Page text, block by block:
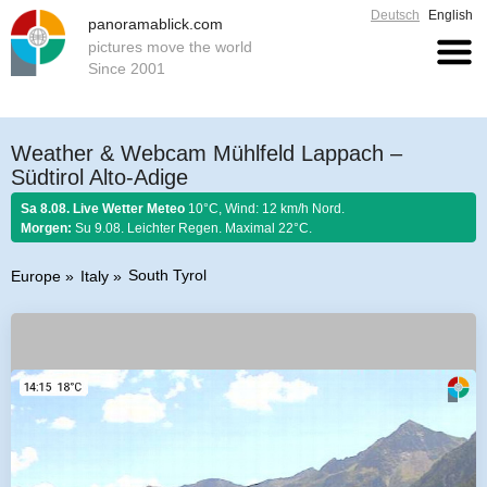
panoramablick.com
pictures move the world
Since 2001
Deutsch English
Weather & Webcam Mühlfeld Lappach –
Südtirol Alto-Adige
Sa 8.08. Live Wetter Meteo 10°C, Wind: 12 km/h Nord.
Morgen: Su 9.08. Leichter Regen. Maximal 22°C.
Europe Italy South Tyrol